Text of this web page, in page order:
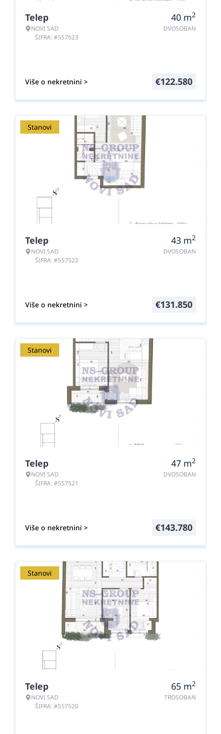
Telep
NOVI SAD
ŠIFRA: #557523
40 m2
DVOSOBAN
Više o nekretnini > €122.580
Stanovi
Telep
NOVI SAD
ŠIFRA: #557522
43 m2
DVOSOBAN
Više o nekretnini > €131.850
Stanovi
Telep
NOVI SAD
ŠIFRA: #557521
47 m2
DVOSOBAN
Više o nekretnini > €143.780
Stanovi
Telep
NOVI SAD
ŠIFRA: #557520
65 m2
TROSOBAN